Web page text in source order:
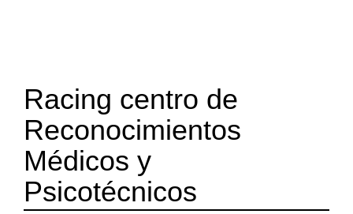
Racing centro de
Reconocimientos
Médicos y
Psicotécnicos